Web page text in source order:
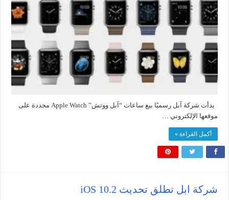
بدأت شركة آبل رسميًا بيع ساعات “آبل ووتش” Apple Watch مجددة على
موقعها الإلكتروني …
أكمل القراءة »
شركة ابل تطلق تحديث iOS 10.2